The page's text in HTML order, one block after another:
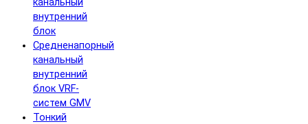
внутренний
блок
Средненапорный
канальный
внутренний
блок VRF-
систем GMV
Тонкий